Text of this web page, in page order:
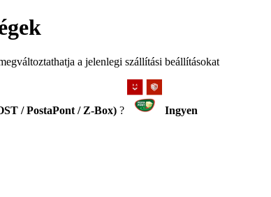
a jelenlegi szállítási beállításokat
/ PostaPont / Z-Box) ? Ingyen